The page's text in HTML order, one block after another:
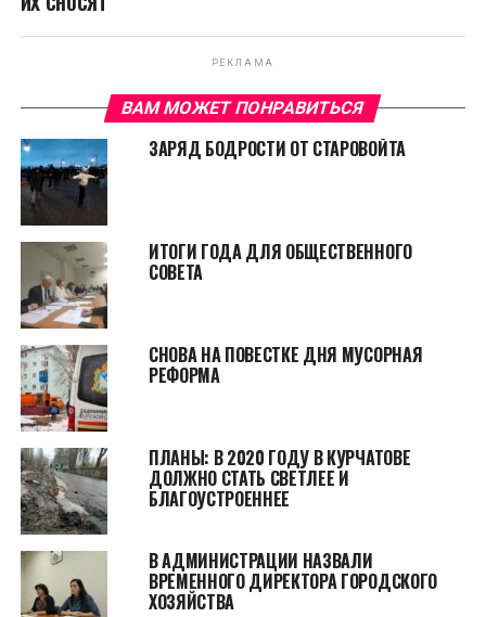
РЕКЛАМА
ВАМ МОЖЕТ ПОНРАВИТЬСЯ
ЗАРЯД БОДРОСТИ ОТ СТАРОВОЙТА
ИТОГИ ГОДА ДЛЯ ОБЩЕСТВЕННОГО
СОВЕТА
СНОВА НА ПОВЕСТКЕ ДНЯ МУСОРНАЯ
РЕФОРМА
ПЛАНЫ: В 2020 ГОДУ В КУРЧАТОВЕ
ДОЛЖНО СТАТЬ СВЕТЛЕЕ И
БЛАГОУСТРОЕННЕЕ
В АДМИНИСТРАЦИИ НАЗВАЛИ
ВРЕМЕННОГО ДИРЕКТОРА ГОРОДСКОГО
ХОЗЯЙСТВА